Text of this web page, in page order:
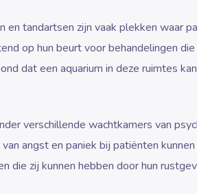
en tandartsen zijn vaak plekken waar
op hun beurt voor behandelingen
dat een aquarium in deze ruimtes
verschillende wachtkamers van
angst en paniek bij patiënten
die zij kunnen hebben door hun